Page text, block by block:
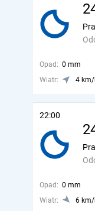
Opad: 0 mm
Wiatr:
4 km/
22:00
Opad: 0 mm
Wiatr:
6 km/